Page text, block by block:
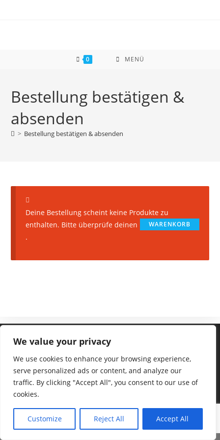
We value your privacy
We use cookies to enhance your browsing experience,
serve personalized ads or content, and analyze our
traffic. By clicking "Accept All", you consent to our use of
cookies.
Customize Reject All Accept All
0 MENÜ
Bestellung bestätigen &
absenden
> Bestellung bestätigen & absenden
Deine Bestellung scheint keine Produkte zu
enthalten. Bitte überprüfe deinen
WARENKORB
.
©2023 Ralf Stonner – mit schönen Grüßen von der Insel Borkum